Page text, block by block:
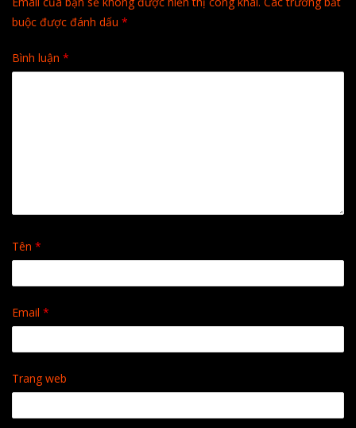
buộc được đánh dấu *
Bình luận *
Tên *
Email *
Trang web